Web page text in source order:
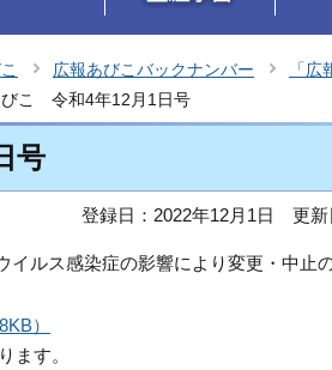
広報あびこバックナンバー
「
びこ 令和4年12月1日号
号
登録日：2022年12月1日 更新
ルス感染症の影響により変更・中止
）
ます。